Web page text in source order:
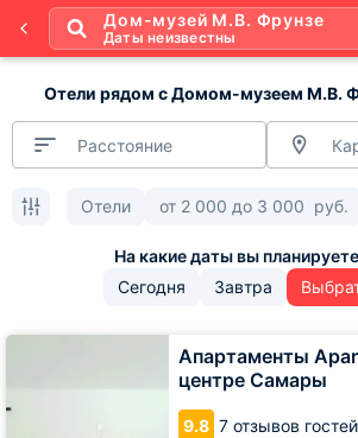
Дом-музей М.В. Фрунзе
Даты неизвестны
Отели рядом с Домом-музеем М.В.
Расстояние
Отели от 2 000 до 3 000 руб.
Сегодня Завтра
Апартаменты
центре Самары
9.8 7 отзывов гостей
Апартаменты
студии